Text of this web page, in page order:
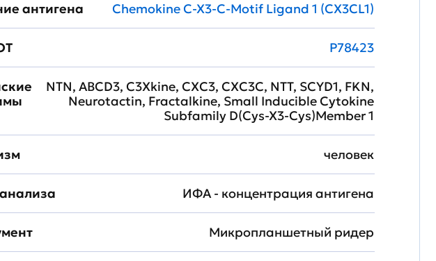
антигена Chemokine C-X3-C-Motif Ligand 1 (CX3CL1)
P78423
NTN, ABCD3, C3Xkine, CXC3, CXC3C, NTT, SCYD1, FKN,
Neurotactin, Fractalkine, Small Inducible Cytokine
Subfamily D(Cys-X3-Cys)Member 1
человек
ИФА - концентрация антигена
Микропланшетный ридер